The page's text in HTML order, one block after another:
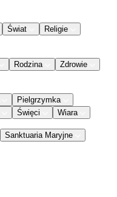
Świat
Religie
Rodzina
Zdrowie
Pielgrzymka
Święci Wiara
Sanktuaria Maryjne